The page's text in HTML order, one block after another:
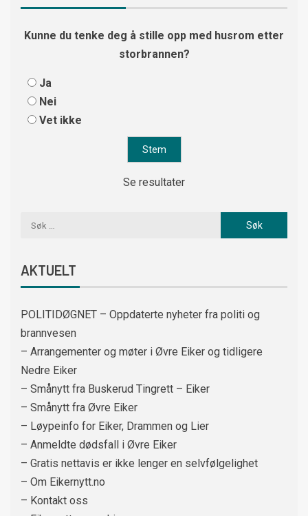
Kunne du tenke deg å stille opp med husrom etter
storbrannen?
Ja
Nei
Vet ikke
Se resultater
AKTUELT
POLITIDØGNET – Oppdaterte nyheter fra politi og
brannvesen
– Arrangementer og møter i Øvre Eiker og tidligere
Nedre Eiker
– Smånytt fra Buskerud Tingrett – Eiker
– Smånytt fra Øvre Eiker
– Løypeinfo for Eiker, Drammen og Lier
– Anmeldte dødsfall i Øvre Eiker
– Gratis nettavis er ikke lenger en selvfølgelighet
– Om Eikernytt.no
– Kontakt oss